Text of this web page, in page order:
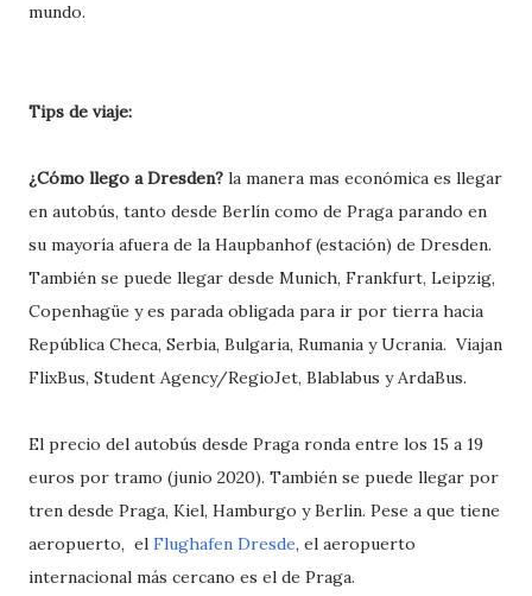
mundo.
Tips de viaje:
¿Cómo llego a Dresden? la manera mas económica es llegar
en autobús, tanto desde Berlín como de Praga parando en
su mayoría afuera de la Haupbanhof (estación) de Dresden.
También se puede llegar desde Munich, Frankfurt, Leipzig,
Copenhagüe y es parada obligada para ir por tierra hacia
República Checa, Serbia, Bulgaria, Rumania y Ucrania. Viajan
FlixBus, Student Agency/RegioJet, Blablabus y ArdaBus.
El precio del autobús desde Praga ronda entre los 15 a 19
euros por tramo (junio 2020). También se puede llegar por
tren desde Praga, Kiel, Hamburgo y Berlin. Pese a que tiene
aeropuerto, el Flughafen Dresde, el aeropuerto
internacional más cercano es el de Praga.